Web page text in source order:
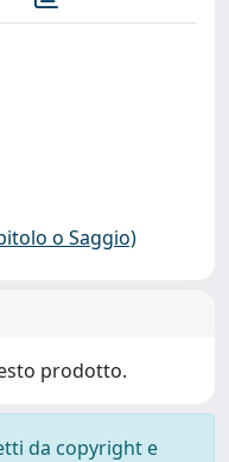
o Saggio)
prodotto.
da copyright e